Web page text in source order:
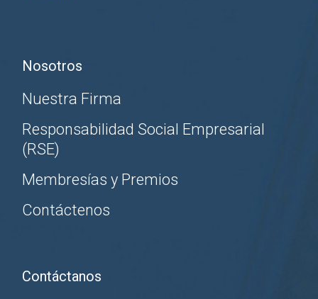
Nosotros
Nuestra Firma
Responsabilidad Social Empresarial
(RSE)
Membresías y Premios
Contáctenos
Contáctanos